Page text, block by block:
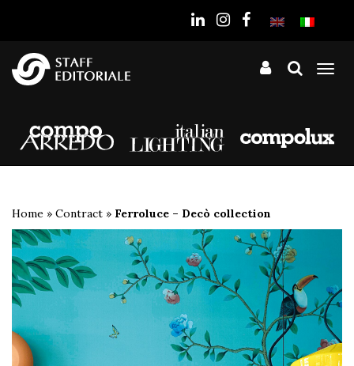
Home » Contract » Ferroluce – Decò collection